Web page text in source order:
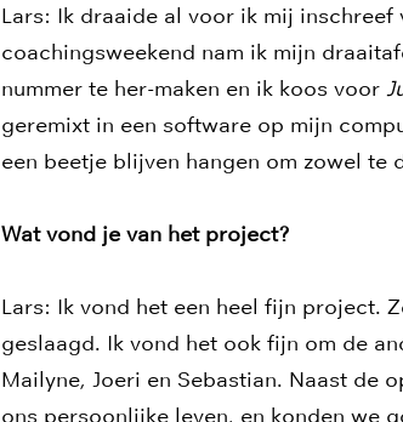
Lars: Ik draaide al voor ik mij
coachingsweekend nam ik mijn
nummer te her-maken en ik koos voor
geremixt in een software op mijn
een beetje blijven hangen om zowel te
Wat vond je van het project?
Lars: Ik vond het een heel fijn project.
geslaagd. Ik vond het ook fijn om de
Mailyne, Joeri en Sebastian. Naast de
ons persoonlijke leven, en konden we